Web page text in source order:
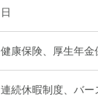
日
健康保険、厚生年
連続休暇制度、バー